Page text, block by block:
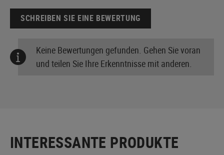
SCHREIBEN SIE EINE BEWERTUNG
Keine Bewertungen gefunden. Gehen Sie voran
und teilen Sie Ihre Erkenntnisse mit anderen.
INTERESSANTE PRODUKTE